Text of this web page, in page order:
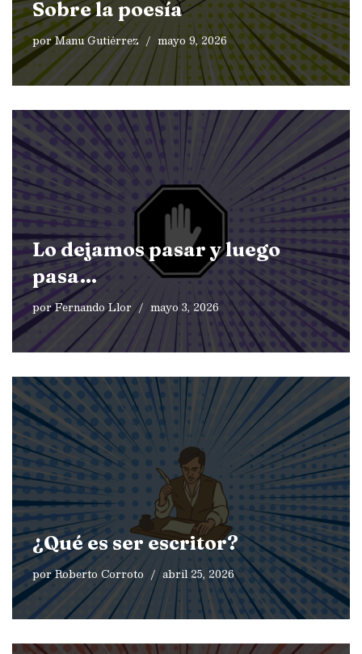
Sobre la poesía
porManu Gutiérrez mayo 9, 2026
Lo dejamos pasar y luego
pasa…
porFernando Llor mayo 3, 2026
¿Qué es ser escritor?
porRoberto Corroto abril 25, 2026